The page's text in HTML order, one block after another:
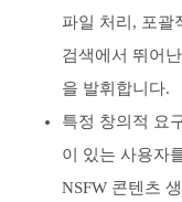
파일 처리, 포괄
검색에서 뛰어
을 발휘합니다.
특정 창의적 요
이 있는 사용자
NSFW 콘텐츠 생